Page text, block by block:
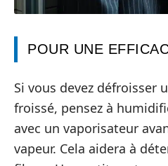
POUR UNE
Si vous devez défroisser
froissé, pensez à
avec un vaporisateur
vapeur. Cela aidera à